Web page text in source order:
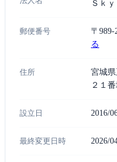
Ｓｋ
郵便番号 〒989-
る
住所
宮城
２１
設立日 2016/
最終変更日時 2026/